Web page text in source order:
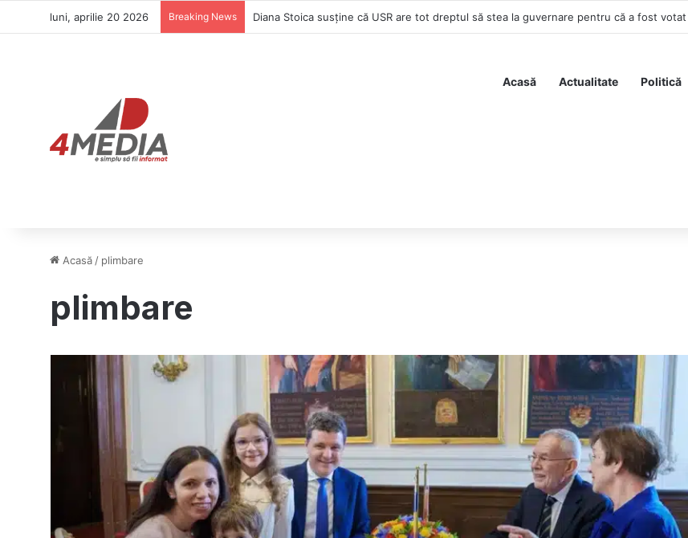
luni, aprilie 20 2026 Breaking News Diana Stoica susține că USR are tot dreptul să stea la guvernare pentru că a fost
Acasă Actualitate Politică
Acasă / plimbare
plimbare